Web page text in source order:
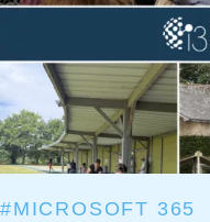
#MICROSOFT 365